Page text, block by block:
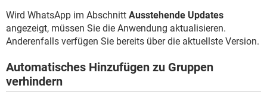
Wird WhatsApp im Abschnitt Ausstehende Updates
angezeigt, müssen Sie die Anwendung aktualisieren.
Anderenfalls verfügen Sie bereits über die aktuellste Version.
Automatisches Hinzufügen zu Gruppen
verhindern